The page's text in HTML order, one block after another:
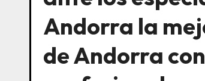
Andorra la
de Andorra